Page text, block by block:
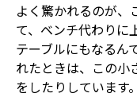
よく驚かれるのが、
て、ベンチ代わりに
テーブルにもなるん
れたときは、この小
をしたりしています。